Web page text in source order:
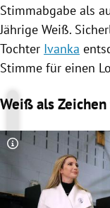
Stimmabgabe als
Jährige Weiß.
Tochter Ivanka
Stimme für einen
Weiß als
Copyright-